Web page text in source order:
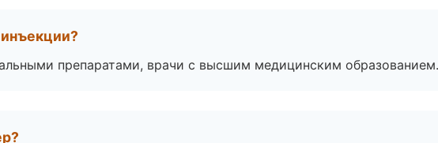
препаратами, врачи с высшим медицинским образованием.